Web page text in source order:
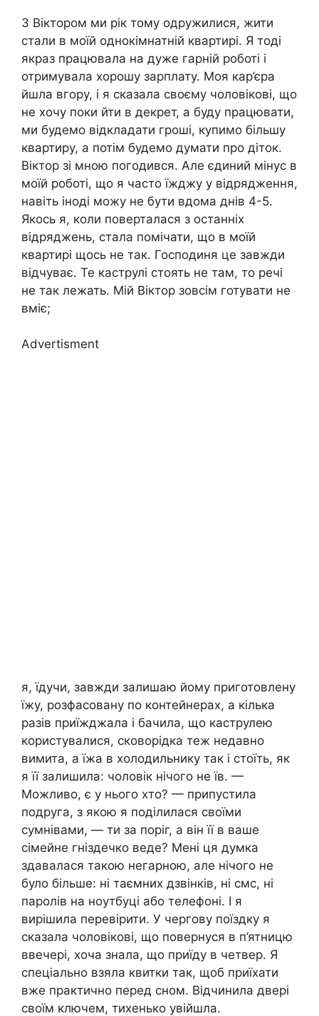
З Віктором ми рік тому одружилися, жити
стали в моїй однокімнатній квартирі. Я тоді
якраз працювала на дуже гарній роботі і
отримувала хорошу зарплату. Моя кар’єра
йшла вгору, і я сказала своєму чоловікові, що
не хочу поки йти в декрет, а буду працювати,
ми будемо відкладати гроші, купимо більшу
квартиру, а потім будемо думати про діток.
Віктор зі мною погодився. Але єдиний мінус в
моїй роботі, що я часто їжджу у відрядження,
навіть іноді можу не бути вдома днів 4-5.
Якось я, коли поверталася з останніх
відряджень, стала помічати, що в моїй
квартирі щось не так. Господиня це завжди
відчуває. Те каструлі стоять не там, то речі
не так лежать. Мій Віктор зовсім готувати не
вміє;
Advertisment
я, їдучи, завжди залишаю йому приготовлену
їжу, розфасовану по контейнерах, а кілька
разів приїжджала і бачила, що каструлею
користувалися, сковорідка теж недавно
вимита, а їжа в холодильнику так і стоїть, як
я її залишила: чоловік нічого не їв. —
Можливо, є у нього хто? — припустила
подруга, з якою я поділилася своїми
сумнівами, — ти за поріг, а він її в ваше
сімейне гніздечко веде? Мені ця думка
здавалася такою негарною, але нічого не
було більше: ні таємних дзвінків, ні смс, ні
паролів на ноутбуці або телефоні. І я
вирішила перевірити. У чергову поїздку я
сказала чоловікові, що повернуся в п’ятницю
ввечері, хоча знала, що приїду в четвер. Я
спеціально взяла квитки так, щоб приїхати
вже практично перед сном. Відчинила двері
своїм ключем, тихенько увійшла.